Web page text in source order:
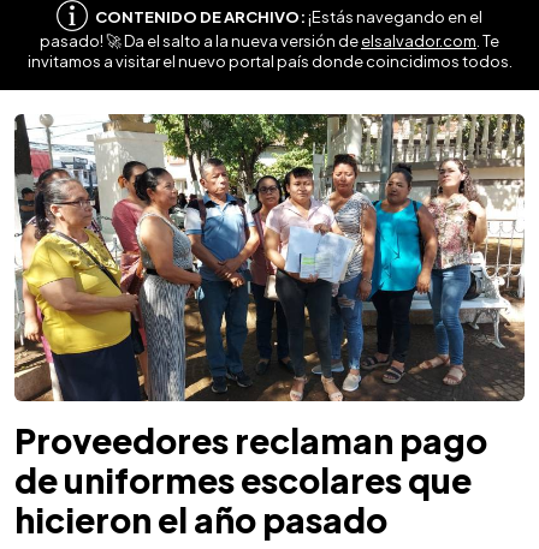
CONTENIDO DE ARCHIVO:¡Estás navegando en el
pasado! 🚀 Da el salto a la nueva versión deelsalvador.com . Te
invitamos a visitar el nuevo portal país donde coincidimos todos.
Proveedores reclaman pago
de uniformes escolares que
hicieron el año pasado